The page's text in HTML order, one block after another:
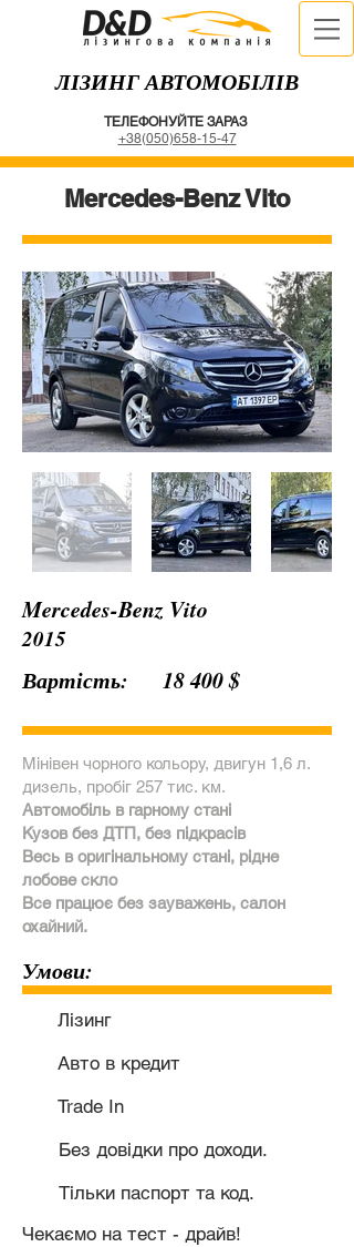
ЛІЗИНГ АВТОМОБІЛІВ
ТЕЛЕФОНУЙТЕ ЗАРАЗ
+38(050)658-15-47
Mercedes-Benz Vito
Mercedes-Benz Vito
2015
Вартість: 18 400 $
Мінівен чорного кольору, двигун 1,6 л.
дизель, пробіг 257 тис. км.
Автомобіль в гарному стані
Кузов без ДТП, без підкрасів
Весь в оригінальному стані, рідне
лобове скло
Все працює без зауважень, салон
охайний.
Умови:
Лізинг
Авто в кредит
Trade In
Без довідки про доходи.
Тільки паспорт та код.
Чекаємо на тест - драйв!